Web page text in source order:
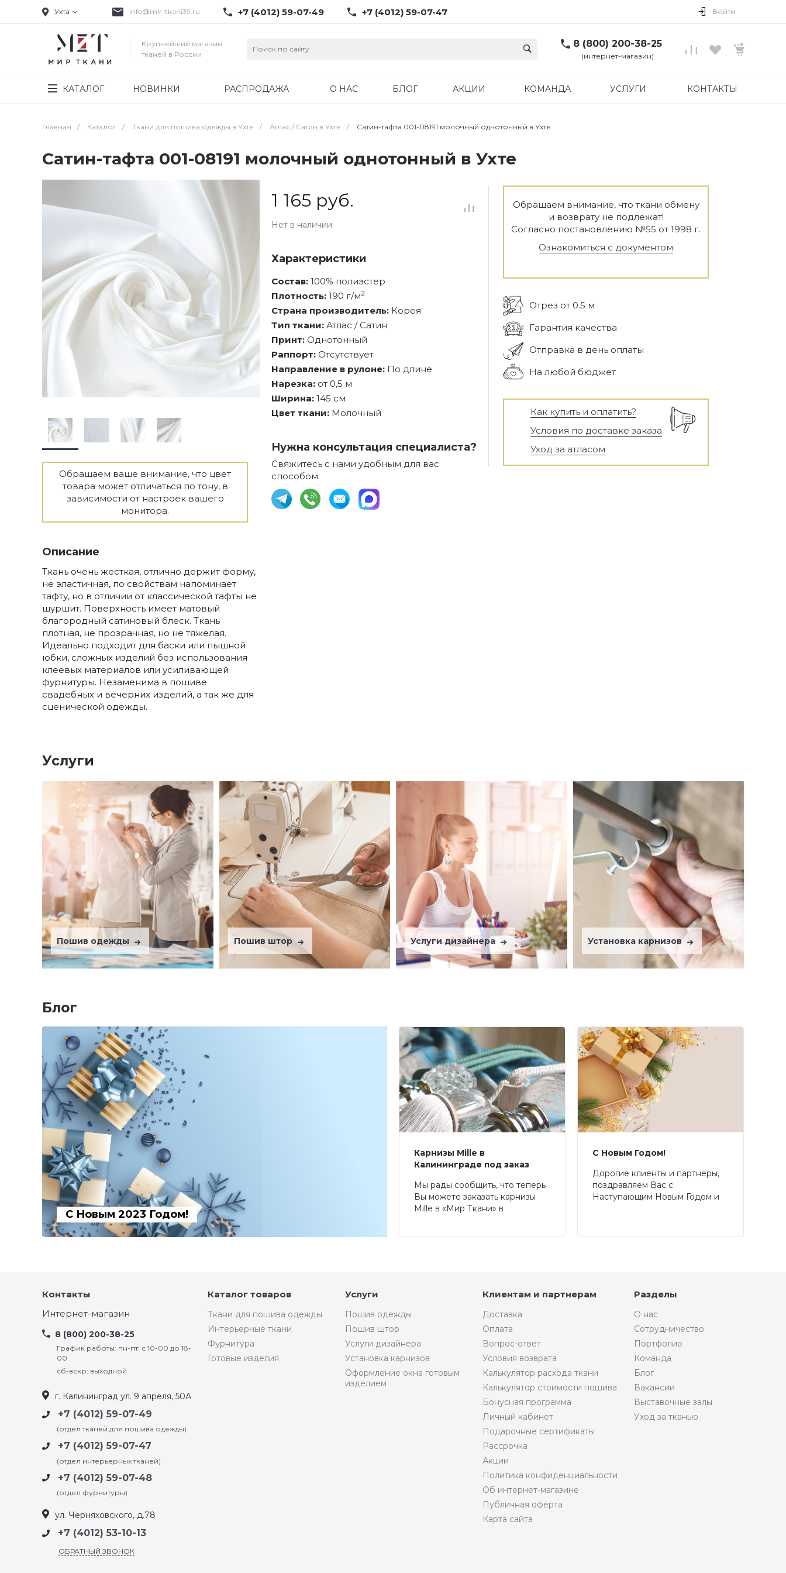
Ухта info@mir-tkani39.ru +7 (4012) 59-07-49 +7 (4012) 59-07-47 Войти
Крупнейший магазин
тканей в России
8 (800) 200-38-25
(интернет-магазин)
КАТАЛОГ НОВИНКИ РАСПРОДАЖА О НАС БЛОГ АКЦИИ КОМАНДА УСЛУГИ КОНТАКТЫ
Главная / Каталог / Ткани для пошива одежды в Ухте / Атлас / Cатин в Ухте / Сатин-тафта 001-08191 молочный однотонный в Ухте
Сатин-тафта 001-08191 молочный однотонный в Ухте
Обращаем ваше внимание, что цвет
товара может отличаться по тону, в
зависимости от настроек вашего
монитора.
Описание
Ткань очень жесткая, отлично держит форму,
не эластичная, по свойствам напоминает
тафту, но в отличии от классической тафты не
шуршит. Поверхность имеет матовый
благородный сатиновый блеск. Ткань
плотная, не прозрачная, но не тяжелая.
Идеально подходит для баски или пышной
юбки, сложных изделий без использования
клеевых материалов или усиливающей
фурнитуры. Незаменима в пошиве
свадебных и вечерних изделий, а так же для
сценической одежды.
1 165 руб.
Нет в наличии
Характеристики
Состав: 100% полиэстер
Плотность: 190 г/м2
Страна производитель: Корея
Тип ткани: Атлас / Сатин
Принт: Однотонный
Раппорт: Отсутствует
Направление в рулоне: По длине
Нарезка: от 0,5 м
Ширина: 145 см
Цвет ткани: Молочный
Нужна консультация специалиста?
Свяжитесь с нами удобным для вас
способом:
Обращаем внимание, что ткани обмену
и возврату не подлежат!
Согласно постановлению №55 от 1998 г.
Ознакомиться с документом
Отрез от 0.5 м
Гарантия качества
Отправка в день оплаты
На любой бюджет
Как купить и оплатить?
Условия по доставке заказа
Уход за атласом
Услуги
Пошив одежды Пошив штор Услуги дизайнера Установка карнизов
Блог
С Новым 2023 Годом!
Карнизы Mille в
Калининграде под заказ
Мы рады сообщить, что теперь
Вы можете заказать карнизы
Mille в «Мир Ткани» в
С Новым Годом!
Дорогие клиенты и партнеры,
поздравляем Вас с
Наступающим Новым Годом и
Контакты
Интернет-магазин
8 (800) 200-38-25
График работы: пн-пт: с 10-00 до 18-
00
сб-вскр: выходной
г. Калининград ул. 9 апреля, 50А
+7 (4012) 59-07-49
(отдел тканей для пошива одежды)
+7 (4012) 59-07-47
(отдел интерьерных тканей)
+7 (4012) 59-07-48
(отдел фурнитуры)
ул. Черняховского, д.78
+7 (4012) 53-10-13
ОБРАТНЫЙ ЗВОНОК
Каталог товаров
Ткани для пошива одежды
Интерьерные ткани
Фурнитура
Готовые изделия
Услуги
Пошив одежды
Пошив штор
Услуги дизайнера
Установка карнизов
Оформление окна готовым
изделием
Клиентам и партнерам
Доставка
Оплата
Вопрос-ответ
Условия возврата
Калькулятор расхода ткани
Калькулятор стоимости пошива
Бонусная программа
Личный кабинет
Подарочные сертификаты
Рассрочка
Акции
Политика конфиденциальности
Об интернет-магазине
Публичная оферта
Карта сайта
Разделы
О нас
Сотрудничество
Портфолио
Команда
Блог
Вакансии
Выставочные залы
Уход за тканью